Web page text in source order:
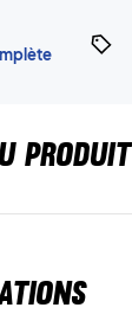
PRODUIT